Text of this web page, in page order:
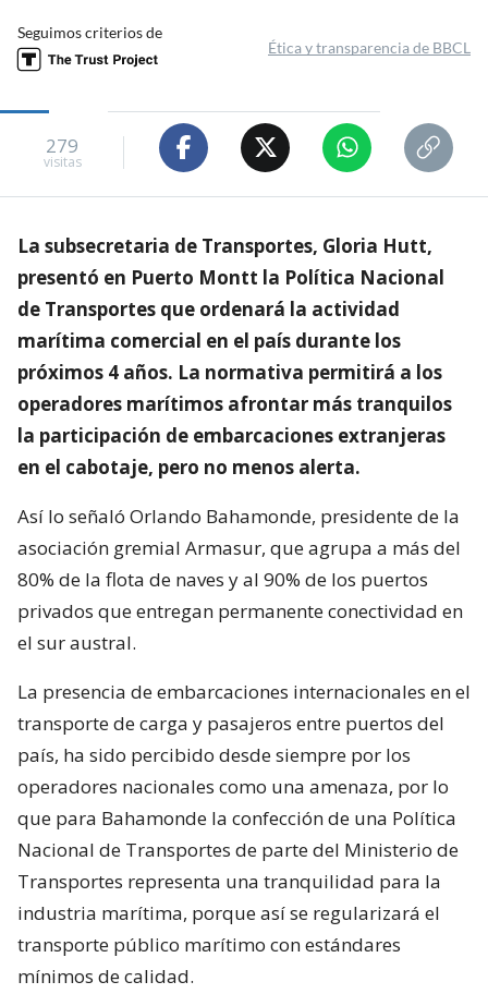
Seguimos criterios de
Ética y transparencia de BBCL
279
visitas
La subsecretaria de Transportes, Gloria Hutt,
presentó en Puerto Montt la Política Nacional
de Transportes que ordenará la actividad
marítima comercial en el país durante los
próximos 4 años. La normativa permitirá a los
operadores marítimos afrontar más tranquilos
la participación de embarcaciones extranjeras
en el cabotaje, pero no menos alerta.
Así lo señaló Orlando Bahamonde, presidente de la
asociación gremial Armasur, que agrupa a más del
80% de la flota de naves y al 90% de los puertos
privados que entregan permanente conectividad en
el sur austral.
La presencia de embarcaciones internacionales en el
transporte de carga y pasajeros entre puertos del
país, ha sido percibido desde siempre por los
operadores nacionales como una amenaza, por lo
que para Bahamonde la confección de una Política
Nacional de Transportes de parte del Ministerio de
Transportes representa una tranquilidad para la
industria marítima, porque así se regularizará el
transporte público marítimo con estándares
mínimos de calidad.